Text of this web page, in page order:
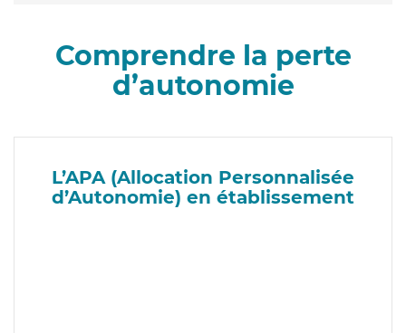
Comprendre la perte
d’autonomie
L’APA (Allocation Personnalisée
d’Autonomie) en établissement